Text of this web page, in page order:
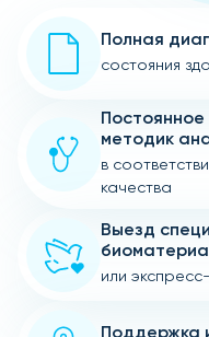
Полная
состояния
методик
в
качества
Выезд
или
Поддержка